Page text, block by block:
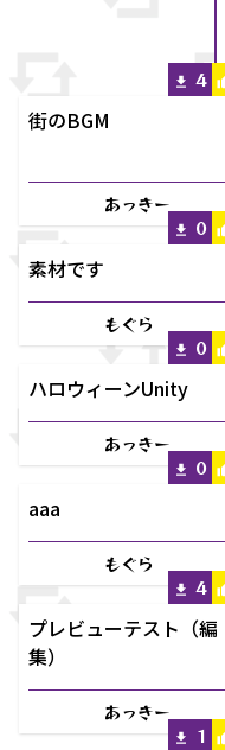
4
街のBGM
あっきー
0
素材です
もぐら
0
ハロウィーンUnity
あっきー
0
aaa
もぐら
4
プレビューテスト（編
集）
あっきー
1